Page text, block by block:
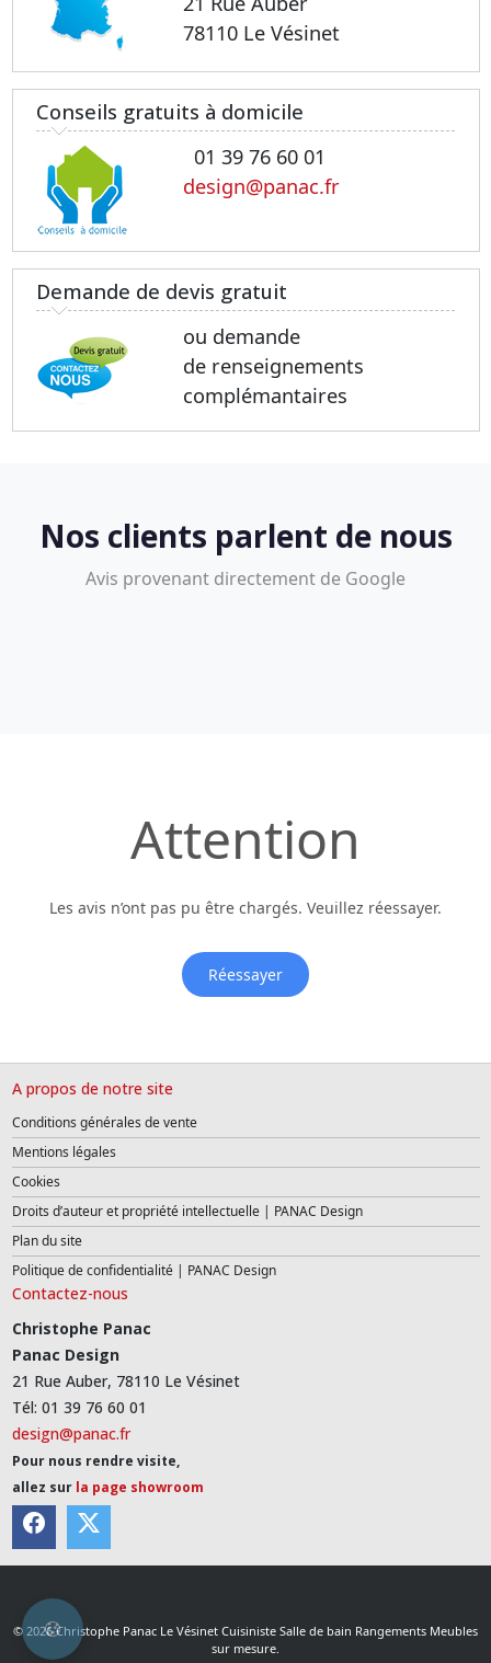
78110 Le Vésinet
Conseils gratuits à domicile
01 39 76 60 01
design@panac.fr
Demande de devis gratuit
ou demande
de renseignements
complémantaires
Nos clients parlent de nous
Avis provenant directement de Google
Attention
Les avis n’ont pas pu être chargés. Veuillez réessayer.
Réessayer
A propos de notre site
Conditions générales de vente
Mentions légales
Cookies
Droits d’auteur et propriété intellectuelle | PANAC Design
Plan du site
Politique de confidentialité | PANAC Design
Contactez-nous
Christophe Panac
Panac Design
21 Rue Auber, 78110 Le Vésinet
Tél: 01 39 76 60 01
design@panac.fr
Pour nous rendre visite,
allez sur la page showroom
© 2026 Christophe Panac Le Vésinet Cuisiniste Salle de bain Rangements Meubles
sur mesure.